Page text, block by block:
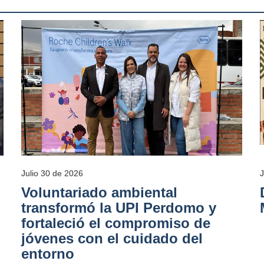
Julio 30 de 2026
Voluntariado ambiental
transformó la UPI Perdomo y
fortaleció el compromiso de
jóvenes con el cuidado del
entorno